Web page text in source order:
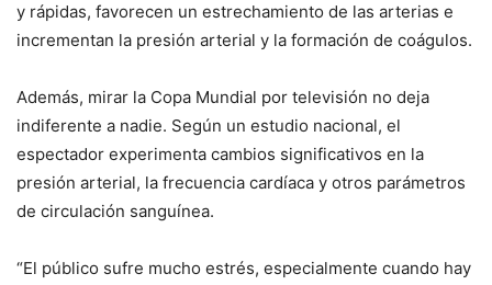
y rápidas, favorecen un estrechamiento de las arterias e
incrementan la presión arterial y la formación de coágulos.
Además, mirar la Copa Mundial por televisión no deja
indiferente a nadie. Según un estudio nacional, el
espectador experimenta cambios significativos en la
presión arterial, la frecuencia cardíaca y otros parámetros
de circulación sanguínea.
“El público sufre mucho estrés, especialmente cuando hay